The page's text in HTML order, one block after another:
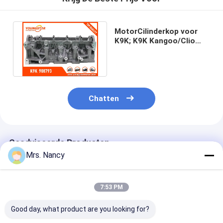
motorklepknop
MotorCilinderkop voor
K9K; K9K Kangoo/Clio
Chatten
Geadviseerde Producten
Mrs. Nancy
7:53 PM
Good day, what product are you looking for?